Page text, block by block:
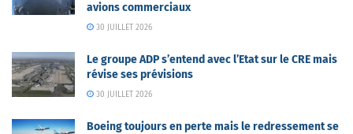
avions commerciaux
30 JUILLET 2026
Le groupe ADP s’entend avec l’Etat sur le CRE mais
révise ses prévisions
30 JUILLET 2026
Boeing toujours en perte mais le redressement se